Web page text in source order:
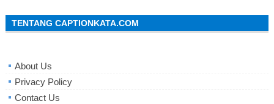
TENTANG CAPTIONKATA.COM
About Us
Privacy Policy
Contact Us